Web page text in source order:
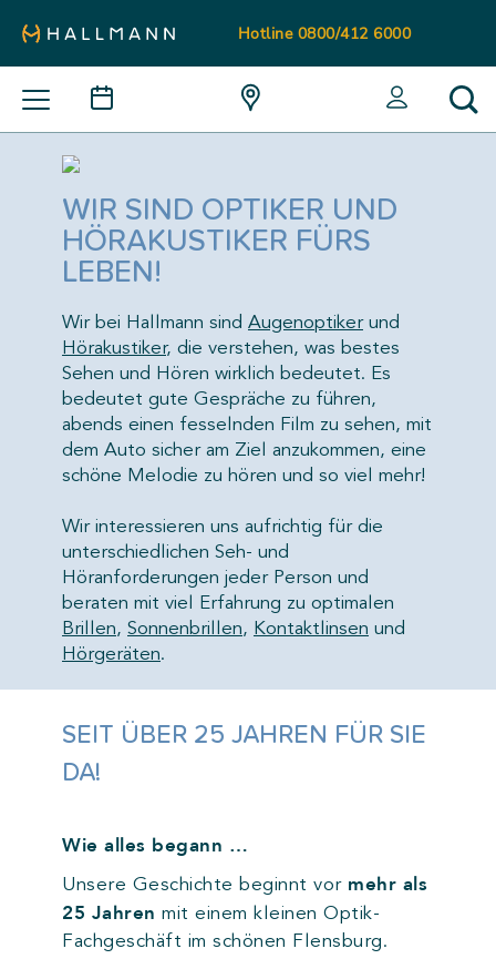
Hotline 0800/412 6000
AUGENOPTIK
HÖRLÖSUNGEN
FACHGESCHÄFT FINDEN
support@staging.optik-hallmann.de
0800 412 6000
Fachgeschäft finden
IN PRODUKTE
IN FILIALEN
ALLE ERGEBNISSE ZEIGEN
ALLE ERGEBNISSE
WIR SIND OPTIKER UND
HÖRAKUSTIKER FÜRS
LEBEN!
Wir bei Hallmann sind Augenoptikerund
Hörakustiker, die verstehen, was bestes
Sehen und Hören wirklich bedeutet. Es
bedeutet gute Gespräche zu führen,
abends einen fesselnden Film zu sehen, mit
dem Auto sicher am Ziel anzukommen, eine
schöne Melodie zu hören und so viel mehr!
Wir interessieren uns aufrichtig für die
unterschiedlichen Seh- und
Höranforderungen jeder Person und
beraten mit viel Erfahrung zu optimalen
Brillen, Sonnenbrillen, Kontaktlinsen und
Hörgeräten.
SEIT ÜBER 25 JAHREN FÜR SIE
DA!
Wie alles begann …
Unsere Geschichte beginnt vor mehr als
25 Jahren mit einem kleinen Optik-
Fachgeschäft im schönen Flensburg.